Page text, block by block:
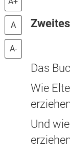
Das
Wie
Und
A
A-